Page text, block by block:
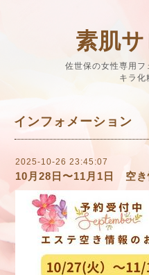
素肌
佐世保の女性専用フ
キラ化
インフォメーション
2025-10-26 23:45:07
10月28日〜11月1日 空き